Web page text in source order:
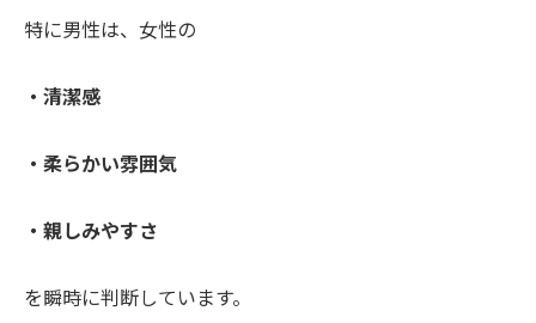
特に男性は、女性の
・清潔感
・柔らかい雰囲気
・親しみやすさ
を瞬時に判断しています。